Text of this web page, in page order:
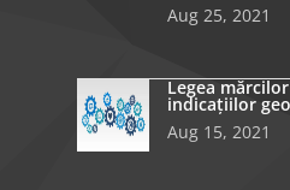
Aug 25, 2021
Legea
indicațiilor
Aug 15, 2021